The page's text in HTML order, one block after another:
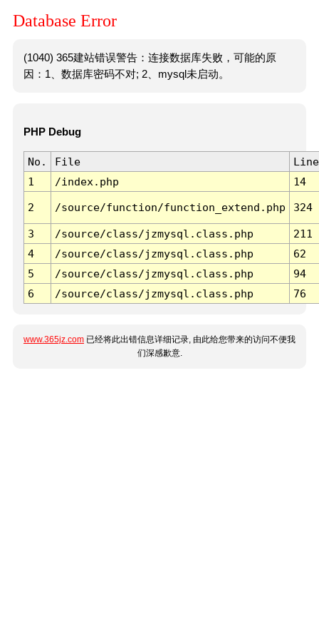
Database Error
(1040) 365建站错误警告：连接数据库失败，可能的原
因：1、数据库密码不对; 2、mysql未启动。
PHP Debug
No. File
Line
1
/index.php 14
2 /source/function/function_extend.php 324
3 /source/class/jzmysql.class.php
211
4
/source/class/jzmysql.class.php
62
5
/source/class/jzmysql.class.php
94
6
/source/class/jzmysql.class.php 76
www.365jz.com 已经将此出错信息详细记录, 由此给您带来的访问不便我
们深感歉意.